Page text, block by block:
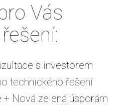
Vás
s investorem
technického řešení
Nová zelená úsporám